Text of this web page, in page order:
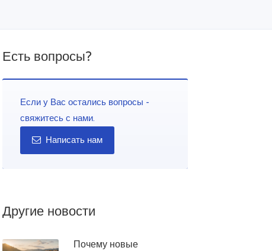
Есть вопросы?
Если у Вас остались вопросы -
свяжитесь с нами.
Написать нам
Другие новости
Почему новые